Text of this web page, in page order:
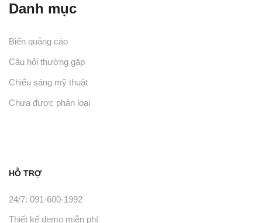
Danh mục
Biển quảng cáo
Câu hỏi thường gặp
Chiếu sáng mỹ thuật
Chưa được phân loại
HỖ TRỢ
24/7: 091-600-1992
Thiết kế demo miễn phí